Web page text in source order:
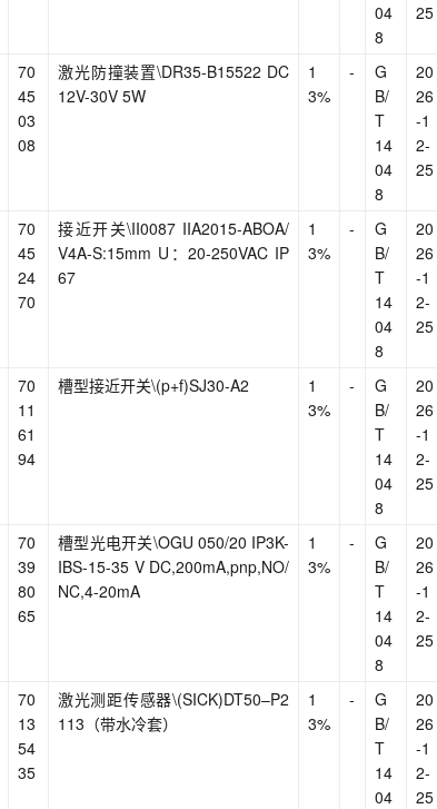
04
8
25
70
45
03
08
激光防撞装置\DR35-B15522 DC
12V-30V 5W
1
3%
-
G
B/
T
14
04
8
20
26
-1
2-
25
70
45
24
70
接近开关\II0087 IIA2015-ABOA/
V4A-S:15mm U：20-250VAC IP
67
1
3%
-
G
B/
T
14
04
8
20
26
-1
2-
25
70
11
61
94
槽型接近开关\(p+f)SJ30-A2
1
3%
-
G
B/
T
14
04
8
20
26
-1
2-
25
70
39
80
65
槽型光电开关\OGU 050/20 IP3K-
IBS-15-35 V DC,200mA,pnp,NO/
NC,4-20mA
1
3%
-
G
B/
T
14
04
8
20
26
-1
2-
25
70
13
54
35
激光测距传感器\(SICK)DT50–P2
113（带水冷套）
1
3%
-
G
B/
T
14
04
20
26
-1
2-
25